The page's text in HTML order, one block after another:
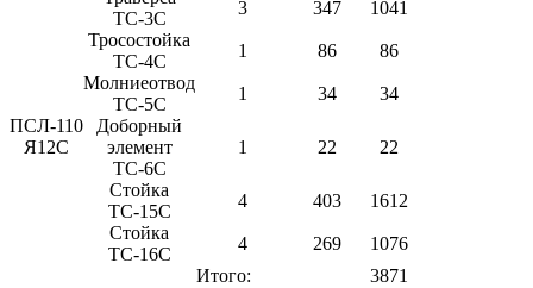
ПСЛ-110
Я12С
ТС-3С
3 347
1041
Тросостойка
ТС-4С
1 86
86
Молниеотвод
ТС-5С
1 34
34
Доборный
элемент
ТС-6С
1 22 22
Стойка
ТС-15С
4 403
1612
Стойка
ТС-16С
4 269
1076
Итого:
3871